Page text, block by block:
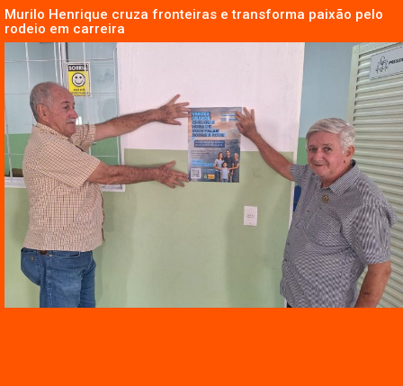
Murilo Henrique cruza fronteiras e transforma paixão pelo
rodeio em carreira